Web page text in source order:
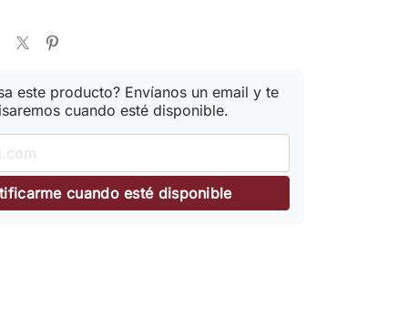
este producto? Envíanos un email y te
cuando esté disponible.
cuando esté disponible